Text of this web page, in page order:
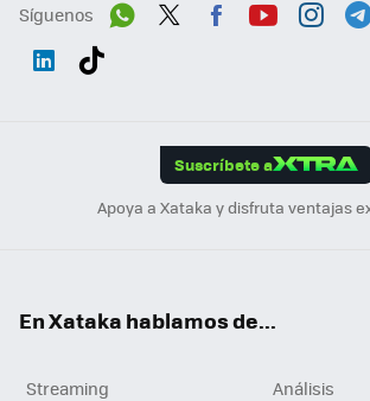
Síguenos
Suscríbete a
Apoya a Xataka y disfruta ventajas
En Xataka hablamos de...
Streaming
Análisis